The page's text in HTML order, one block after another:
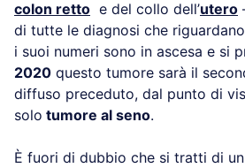
colon retto e del collo dell’utero
di tutte le diagnosi che
i suoi numeri sono in ascesa e si
2020 questo tumore sarà il
diffuso preceduto, dal punto di
solo tumore al seno.
È fuori di dubbio che si tratti di un